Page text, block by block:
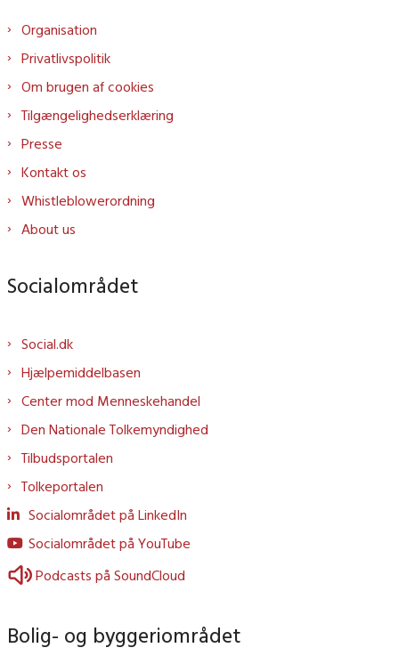
Organisation
Privatlivspolitik
Om brugen af cookies
Tilgængelighedserklæring
Presse
Kontakt os
Whistleblowerordning
About us
Socialområdet
Social.dk
Hjælpemiddelbasen
Center mod Menneskehandel
Den Nationale Tolkemyndighed
Tilbudsportalen
Tolkeportalen
Socialområdet på LinkedIn
Socialområdet på YouTube
Podcasts på SoundCloud
Bolig- og byggeriområdet